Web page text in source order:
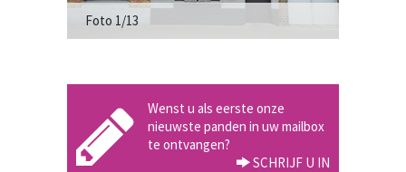
Foto 1/13
Wenst u als eerste onze
nieuwste panden in uw mailbox
te ontvangen?
SCHRIJF U IN